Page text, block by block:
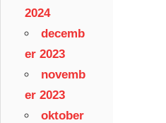
2024
decemb
er 2023
novemb
er 2023
oktober